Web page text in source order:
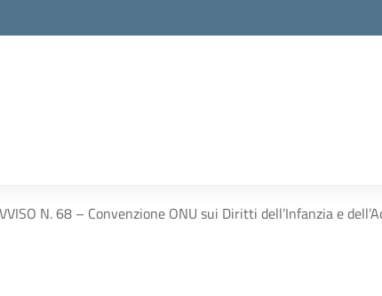
N. 68 – Convenzione ONU sui Diritti dell’Infanzia e